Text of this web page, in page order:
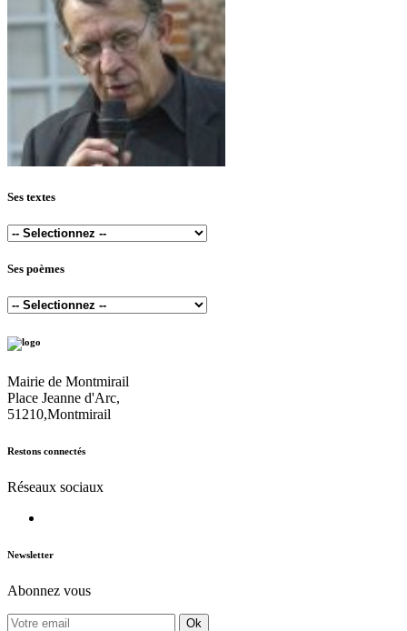
Ses textes
Ses poèmes
Mairie de Montmirail
Place Jeanne d'Arc,
51210,Montmirail
Restons connectés
Réseaux sociaux
Newsletter
Abonnez vous
Ok